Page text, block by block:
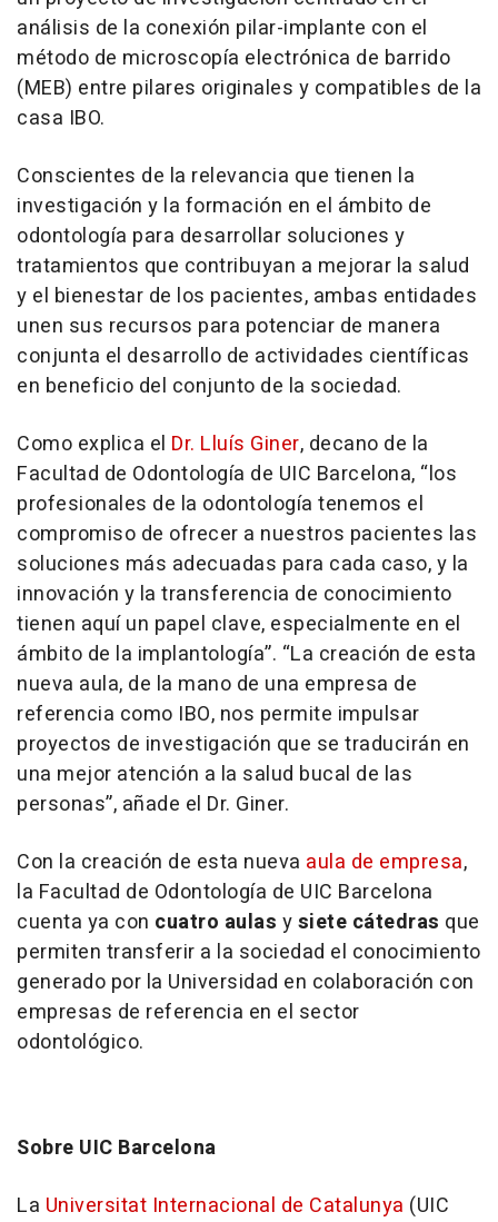
análisis de la conexión pilar-implante con el
método de microscopía electrónica de barrido
(MEB) entre pilares originales y compatibles de la
casa IBO.
Conscientes de la relevancia que tienen la
investigación y la formación en el ámbito de
odontología para desarrollar soluciones y
tratamientos que contribuyan a mejorar la salud
y el bienestar de los pacientes, ambas entidades
unen sus recursos para potenciar de manera
conjunta el desarrollo de actividades científicas
en beneficio del conjunto de la sociedad.
Como explica el Dr. Lluís Giner, decano de la
Facultad de Odontología de UIC Barcelona, “los
profesionales de la odontología tenemos el
compromiso de ofrecer a nuestros pacientes las
soluciones más adecuadas para cada caso, y la
innovación y la transferencia de conocimiento
tienen aquí un papel clave, especialmente en el
ámbito de la implantología”. “La creación de esta
nueva aula, de la mano de una empresa de
referencia como IBO, nos permite impulsar
proyectos de investigación que se traducirán en
una mejor atención a la salud bucal de las
personas”, añade el Dr. Giner.
Con la creación de esta nueva aula de empresa,
la Facultad de Odontología de UIC Barcelona
cuenta ya con cuatro aulas ysiete cátedras que
permiten transferir a la sociedad el conocimiento
generado por la Universidad en colaboración con
empresas de referencia en el sector
odontológico.
Sobre UIC Barcelona
La Universitat Internacional de Catalunya (UIC